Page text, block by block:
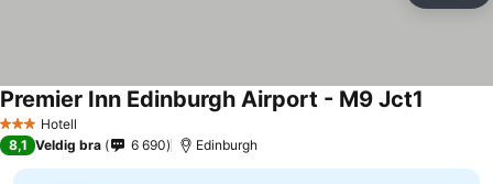
3 StjernerHotell
Premier Inn Edinburgh Airport - M9 Jct1
8,1 Veldig bra 6 690 Edinburgh